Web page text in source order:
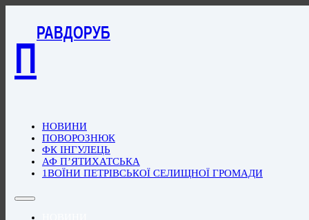
П
РАВДОРУБ
НОВИНИ
ПОВОРОЗНЮК
ФК ІНГУЛЕЦЬ
АФ П’ЯТИХАТСЬКА
1ВОЇНИ ПЕТРІВСЬКОЇ СЕЛИЩНОЇ ГРОМАДИ